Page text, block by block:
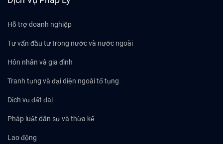
Hỗ trợ doanh nghiệp
Tư vấn đầu tư trong nước và nước ngoài
Hôn nhân và gia đình
Tranh tụng và đại diện ngoài tố tụng
Dịch vụ đất đai
Pháp luật dân sự và thừa kế
Lao động